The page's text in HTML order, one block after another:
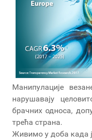
Манипулације
нарушавају
брачних односа,
трећа страна.
Живимо у доба када